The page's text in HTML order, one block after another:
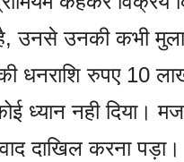
उनसे उनकी कभी
की धनराशि रुपए 10
ध्यान नही दिया।
दाखिल करना पड़ा।